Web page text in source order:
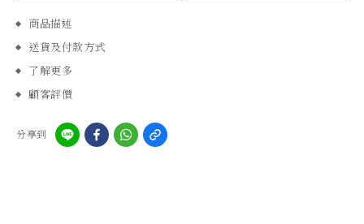
商品描述
送貨及付款方式
了解更多
顧客評價
分享到